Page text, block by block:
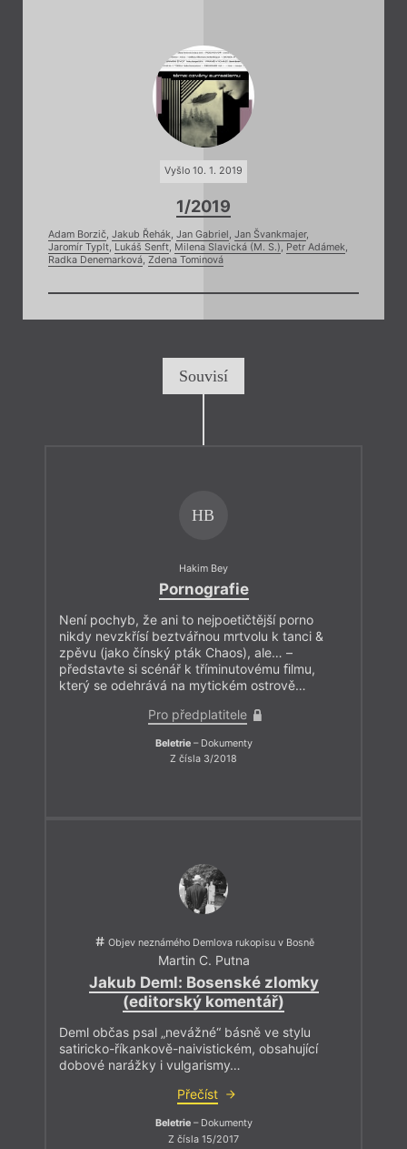
Vyšlo 10. 1. 2019
1/2019
Adam Borzič, Jakub Řehák, Jan Gabriel, Jan Švankmajer,
Jaromír Typlt, Lukáš Senft, Milena Slavická (M. S.), Petr Adámek,
Radka Denemarková, Zdena Tominová
Souvisí
HB
Hakim Bey
Pornografie
Není pochyb, že ani to nejpoetičtější porno
nikdy nevzkřísí beztvářnou mrtvolu k tanci &
zpěvu (jako čínský pták Chaos), ale… –
představte si scénář k tříminutovému ﬁlmu,
který se odehrává na mytickém ostrově…
Pro předplatitele
Beletrie– Dokumenty
Z čísla 3/2018
Objev neznámého Demlova rukopisu v Bosně
Martin C. Putna
Jakub Deml: Bosenské zlomky
(editorský komentář)
Deml občas psal „nevážné“ básně ve stylu
satiricko-říkankově-naivistickém, obsahující
dobové narážky i vulgarismy…
Přečíst
Beletrie– Dokumenty
Z čísla 15/2017